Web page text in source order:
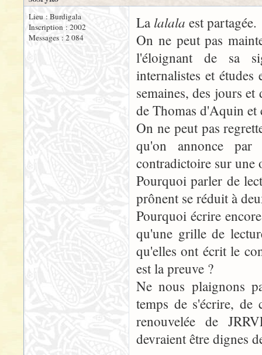
Lieu : Burdigala
Inscription : 2002
Messages : 2 084
La lalala est partagée.
On ne peut pas
l'éloignant de sa
internalistes et études
semaines, des jours
de Thomas d'Aquin et
On ne peut pas
qu'on annonce
contradictoire sur une
Pourquoi parler de
prônent se réduit à
Pourquoi écrire
qu'une grille de
qu'elles ont écrit le
est la preuve ?
Ne nous plaignons
temps de s'écrire, de
renouvelée de
devraient être dignes